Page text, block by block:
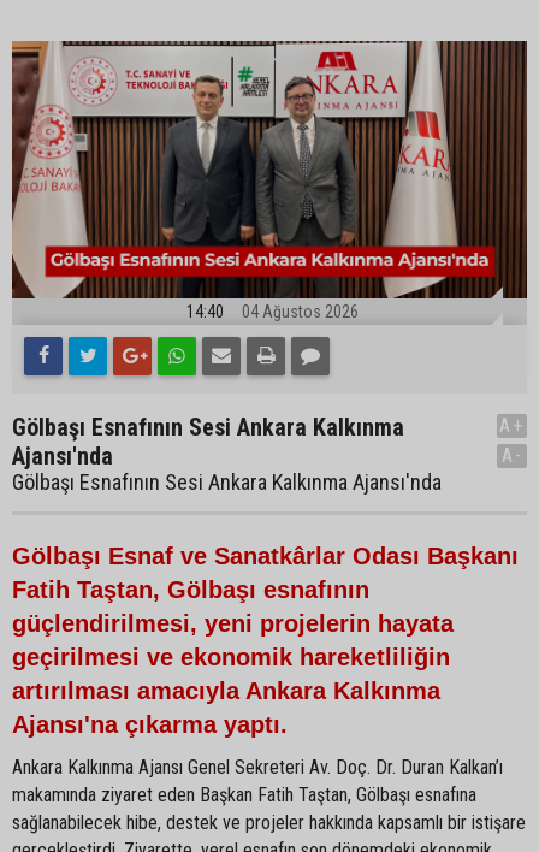
14:40 04 Ağustos 2026
Gölbaşı Esnafının Sesi Ankara Kalkınma
Ajansı'nda
Gölbaşı Esnafının Sesi Ankara Kalkınma Ajansı'nda
A+
A-
Gölbaşı Esnaf ve Sanatkârlar Odası Başkanı
Fatih Taştan, Gölbaşı esnafının
güçlendirilmesi, yeni projelerin hayata
geçirilmesi ve ekonomik hareketliliğin
artırılması amacıyla Ankara Kalkınma
Ajansı'na çıkarma yaptı.
Ankara Kalkınma Ajansı Genel Sekreteri Av. Doç. Dr. Duran Kalkan’ı
makamında ziyaret eden Başkan Fatih Taştan, Gölbaşı esnafına
sağlanabilecek hibe, destek ve projeler hakkında kapsamlı bir istişare